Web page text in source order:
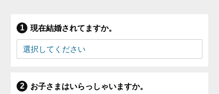
現在結婚されてますか。
お子さまはいらっしゃいますか。